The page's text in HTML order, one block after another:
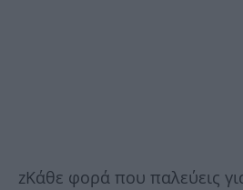
zΚάθε φορά που παλεύεις